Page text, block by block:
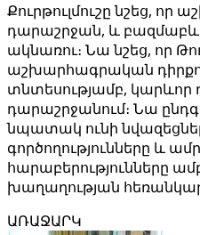
Քուրթուլմուշը նշեց, որ
դարաշրջան, և
ակնառու։ Նա նշեց, որ
աշխարհագրական
տնտեսությամբ, կարևոր
դարաշրջանում։ Նա
նպատակ ունի
գործողությունները և
հարաբերությունները
խաղաղության
ԱՌԱՋԱՐԿ